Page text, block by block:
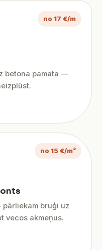
no 17 €/m
betona pamata —
no 15 €/m²
bruģi uz
vecos akmeņus.